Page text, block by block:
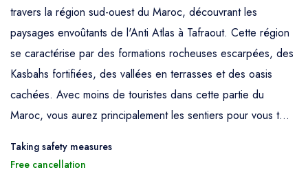
travers la région sud-ouest du Maroc, découvrant les
paysages envoûtants de l'Anti Atlas à Tafraout. Cette région
se caractérise par des formations rocheuses escarpées, des
Kasbahs fortifiées, des vallées en terrasses et des oasis
cachées. Avec moins de touristes dans cette partie du
Maroc, vous aurez principalement les sentiers pour vous t...
Taking safety measures
Free cancellation